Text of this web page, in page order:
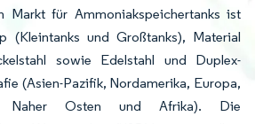
Markt für Ammoniakspeichertanks ist
(Kleintanks und Großtanks), Material
sowie Edelstahl und Duplex-
(Asien-Pazifik, Nordamerika, Europa,
Naher Osten und Afrika). Die